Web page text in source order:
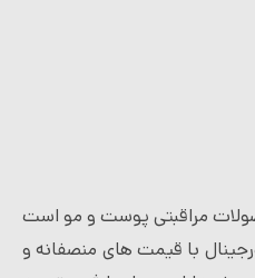
مراقبتی پوست و مو است
با قیمت های منصفانه و